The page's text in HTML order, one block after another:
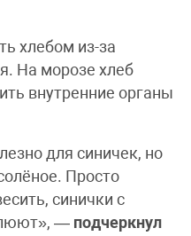
хлебом из-за
На морозе хлеб
внутренние органы
для синичек, но
Просто
синички с
— подчеркнул